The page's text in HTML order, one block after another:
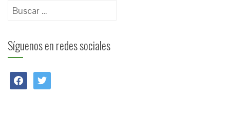
Buscar:
Síguenos en redes sociales
facebooktwitter